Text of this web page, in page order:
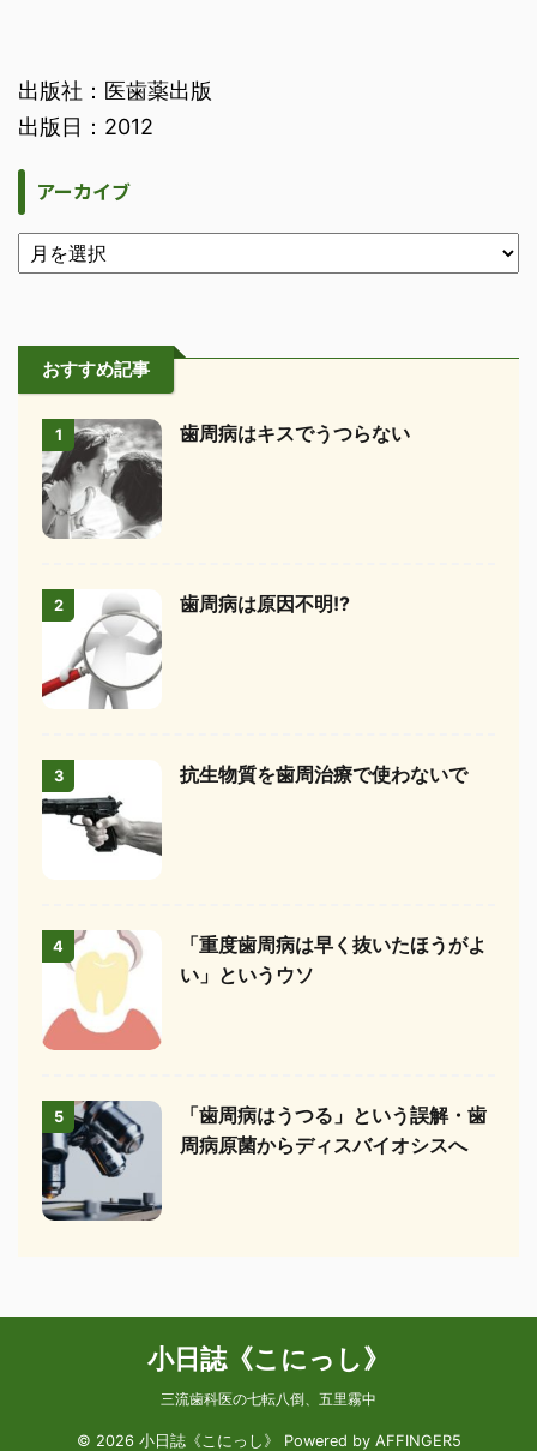
出版社：医歯薬出版
出版日：2012
アーカイブ
おすすめ記事
1 歯周病はキスでうつらない
2 歯周病は原因不明!?
3 抗生物質を歯周治療で使わないで
4
「重度歯周病は早く抜いたほうがよ
い」というウソ
5
「歯周病はうつる」という誤解・歯
周病原菌からディスバイオシスへ
小日誌《こにっし》
三流歯科医の七転八倒、五里霧中
© 2026 小日誌《こにっし》 Powered by AFFINGER5